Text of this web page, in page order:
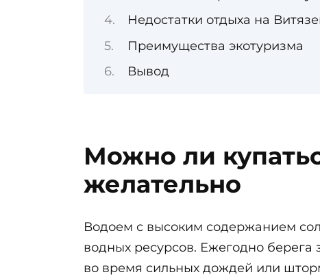
Недостатки отдыха на
Преимущества экотуризма
Вывод
Можно ли
желательно
Водоем с высоким содержанием
водных ресурсов. Ежегодно берега
во время сильных дождей или